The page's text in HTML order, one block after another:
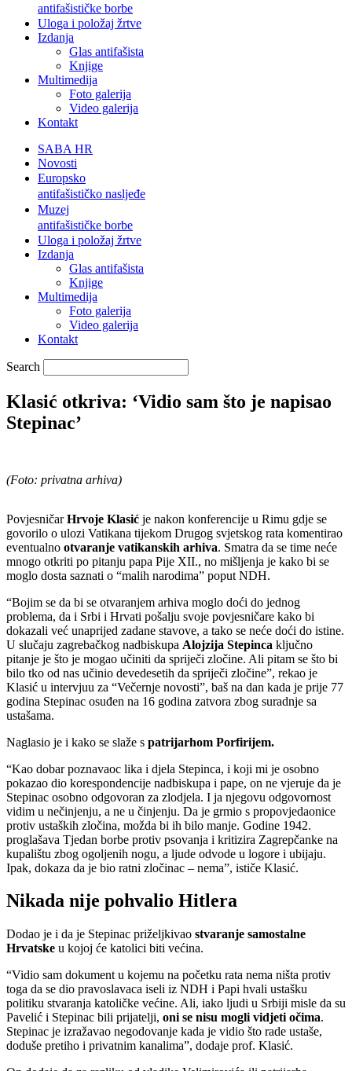
antifašističke borbe
Uloga i položaj žrtve
Izdanja
Glas antifašista
Knjige
Multimedija
Foto galerija
Video galerija
Kontakt
SABA HR
Novosti
Europsko
antifašističko nasljeđe
Muzej
antifašističke borbe
Uloga i položaj žrtve
Izdanja
Glas antifašista
Knjige
Multimedija
Foto galerija
Video galerija
Kontakt
Search
Klasić otkriva: ‘Vidio sam što je napisao
Stepinac’
(Foto: privatna arhiva)
PovjesničarHrvoje Klasić je nakon konferencije u Rimu gdje se
govorilo o ulozi Vatikana tijekom Drugog svjetskog rata komentirao
eventualno otvaranje vatikanskih arhiva. Smatra da se time neće
mnogo otkriti po pitanju papa Pije XII., no mišljenja je kako bi se
moglo dosta saznati o “malih narodima” poput NDH.
“Bojim se da bi se otvaranjem arhiva moglo doći do jednog
problema, da i Srbi i Hrvati pošalju svoje povjesničare kako bi
dokazali već unaprijed zadane stavove, a tako se neće doći do istine.
U slučaju zagrebačkog nadbiskupa Alojzija Stepinca ključno
pitanje je što je mogao učiniti da spriječi zločine. Ali pitam se što bi
bilo tko od nas učinio devedesetih da spriječi zločine”, rekao je
Klasić u intervjuu za “Večernje novosti”, baš na dan kada je prije 77
godina Stepinac osuđen na 16 godina zatvora zbog suradnje sa
ustašama.
Naglasio je i kako se slaže s patrijarhom Porfirijem.
“Kao dobar poznavaoc lika i djela Stepinca, i koji mi je osobno
pokazao dio korespondencije nadbiskupa i pape, on ne vjeruje da je
Stepinac osobno odgovoran za zlodjela. I ja njegovu odgovornost
vidim u nečinjenju, a ne u činjenju. Da je grmio s propovjedaonice
protiv ustaških zločina, možda bi ih bilo manje. Godine 1942.
proglašava Tjedan borbe protiv psovanja i kritizira Zagrepčanke na
kupalištu zbog ogoljenih nogu, a ljude odvode u logore i ubijaju.
Ipak, dokaza da je bio ratni zločinac – nema”, ističe Klasić.
Nikada nije pohvalio Hitlera
Dodao je i da je Stepinac priželjkivao stvaranje samostalne
Hrvatske u kojoj će katolici biti većina.
“Vidio sam dokument u kojemu na početku rata nema ništa protiv
toga da se dio pravoslavaca iseli iz NDH i Papi hvali ustašku
politiku stvaranja katoličke većine. Ali, iako ljudi u Srbiji misle da su
Pavelić i Stepinac bili prijatelji, oni se nisu mogli vidjeti očima.
Stepinac je izražavao negodovanje kada je vidio što rade ustaše,
doduše pretiho i privatnim kanalima”, dodaje prof. Klasić.